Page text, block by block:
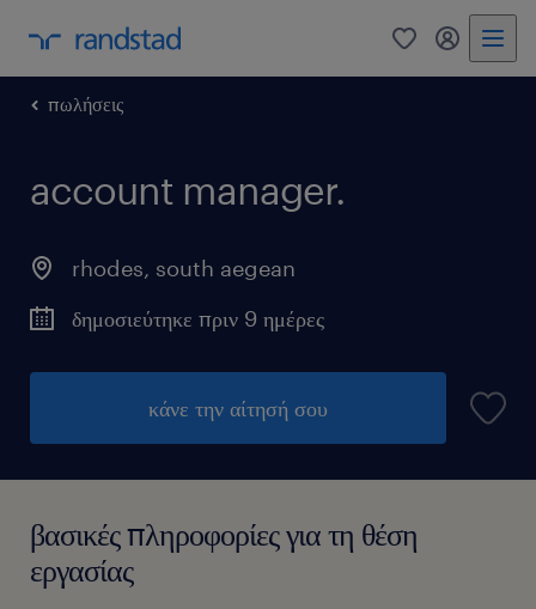
0 my
πωλήσεις
account manager.
rhodes, south aegean
δημοσιεύτηκε πριν 9 ημέρες
κάνε την αίτησή σου
βασικές πληροφορίες για τη θέση
εργασίας